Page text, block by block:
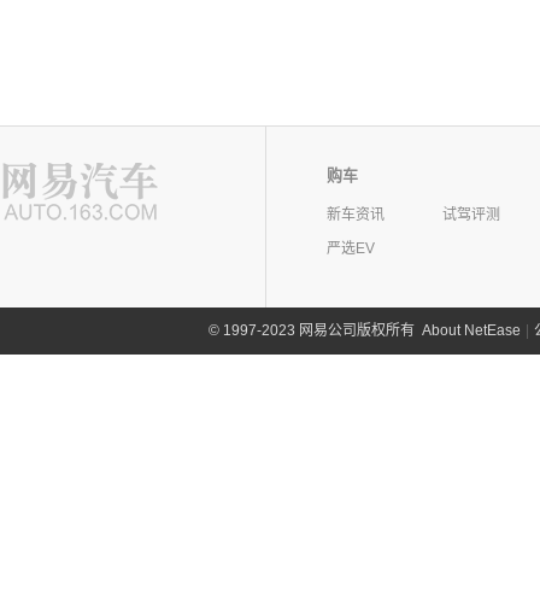
购车
新车资讯
试驾评测
严选EV
©1997-2023 网易公司版权所有 About NetEase